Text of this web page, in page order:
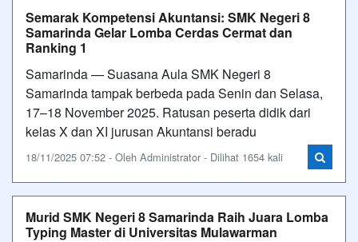
Semarak Kompetensi Akuntansi: SMK Negeri 8
Samarinda Gelar Lomba Cerdas Cermat dan
Ranking 1
Samarinda — Suasana Aula SMK Negeri 8
Samarinda tampak berbeda pada Senin dan Selasa,
17–18 November 2025. Ratusan peserta didik dari
kelas X dan XI jurusan Akuntansi beradu
18/11/2025 07:52 - Oleh Administrator - Dilihat 1654 kali
Murid SMK Negeri 8 Samarinda Raih Juara Lomba
Typing Master di Universitas Mulawarman